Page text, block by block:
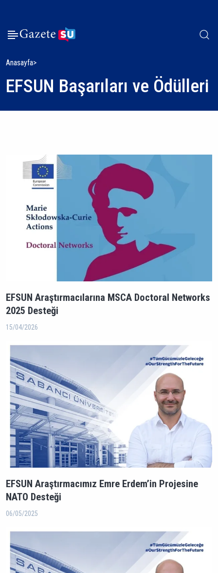
Anasayfa
EFSUN Başarıları ve Ödülleri
EFSUN Araştırmacılarına MSCA Doctoral Networks
2025 Desteği
15/04/2026
EFSUN Araştırmacımız Emre Erdem’in Projesine
NATO Desteği
06/05/2025